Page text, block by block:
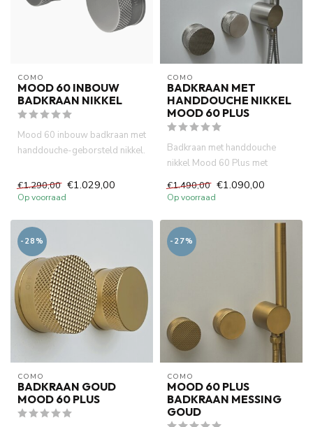
COMO
MOOD 60 INBOUW
BADKRAAN NIKKEL
Mood 60 inbouw badkraan met
handdouche-geborsteld nikkel.
€1.290,00 €1.029,00
Op voorraad
COMO
BADKRAAN MET
HANDDOUCHE NIKKEL
MOOD 60 PLUS
Badkraan met handdouche
nikkel Mood 60 Plus met
ingebouwde thermostaat bad
mengk...
€1.490,00 €1.090,00
Op voorraad
-28%
COMO
BADKRAAN GOUD
MOOD 60 PLUS
-27%
COMO
MOOD 60 PLUS
BADKRAAN MESSING
GOUD